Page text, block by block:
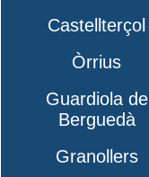
Castellterçol
Òrrius
Guardiola de
Berguedà
Granollers